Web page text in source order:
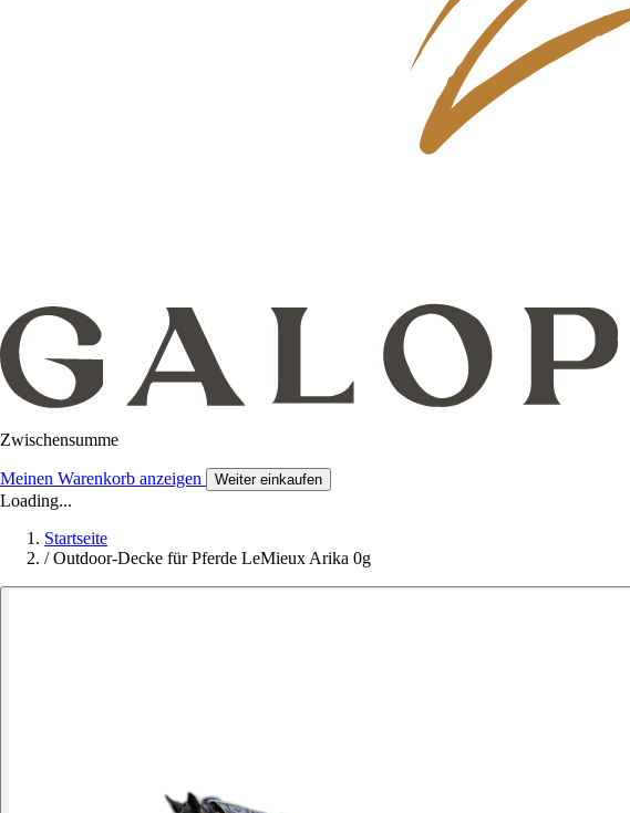
Zwischensumme
Meinen Warenkorb anzeigen Weiter einkaufen
Loading...
Startseite
/ Outdoor-Decke für Pferde LeMieux Arika 0g